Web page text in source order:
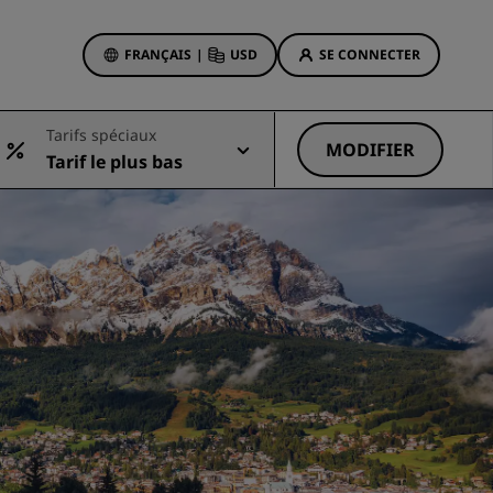
Rewards
réservations
FRANÇAIS | USD SE CONNECTER
Offres d'hôtels
Découvrez nos offres
La magie opère dès les premiers
instants
Deals of the Day
Réservez à l’avance
Voir nos forfaits
Idées de voyage
Hôtels adaptés aux familles
Tarifs spéciaux
Tarif le plus bas MODIFIER